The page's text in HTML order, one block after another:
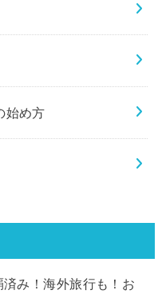
始め方
み！海外旅行も！お